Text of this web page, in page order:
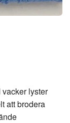
lyster
att brodera